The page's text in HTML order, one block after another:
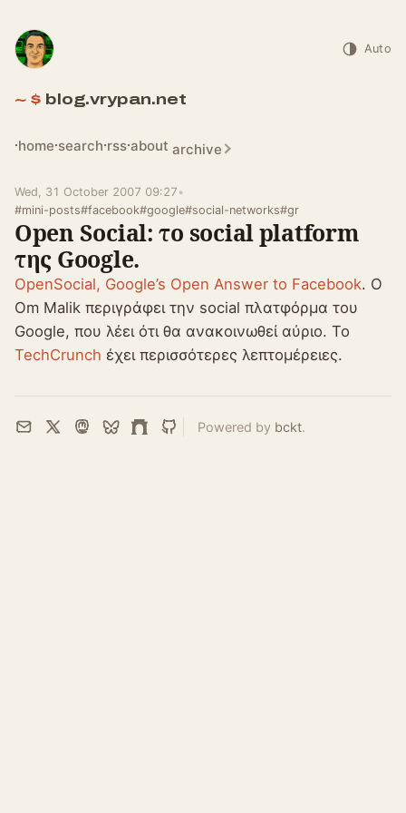
blog.vrypan.net
home search rss about archive
Auto
Wed, 31 October 2007 09:27 •
#mini-posts#facebook#google#social-networks#gr
Open Social: το social platform
της Google.
OpenSocial, Google’s Open Answer to Facebook. Ο
Om Malik περιγράφει την social πλατφόρμα του
Google, που λέει ότι θα ανακοινωθεί αύριο. Το
TechCrunch έχει περισσότερες λεπτομέρειες.
Email
X Mastodon
BlueskyFarcaster
GitHub
Powered by bckt.